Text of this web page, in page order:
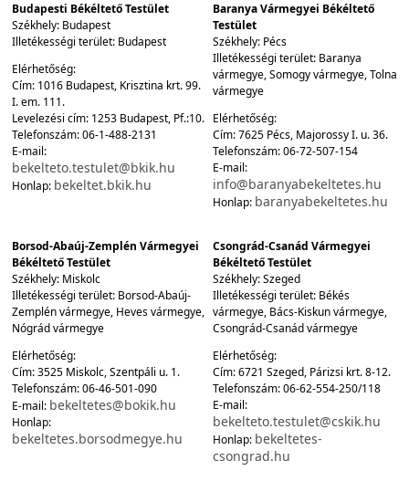
Budapesti Békéltető Testület
Székhely: Budapest
Illetékességi terület: Budapest
Elérhetőség:
Cím: 1016 Budapest, Krisztina krt. 99.
I. em. 111.
Levelezési cím: 1253 Budapest, Pf.:10.
Telefonszám: 06-1-488-2131
E-mail:
bekelteto.testulet@bkik.hu
Honlap: bekeltet.bkik.hu
Baranya Vármegyei Békéltető
Testület
Székhely: Pécs
Illetékességi terület: Baranya
vármegye, Somogy vármegye, Tolna
vármegye
Elérhetőség:
Cím: 7625 Pécs, Majorossy I. u. 36.
Telefonszám: 06-72-507-154
E-mail:
info@baranyabekeltetes.hu
Honlap: baranyabekeltetes.hu
Borsod-Abaúj-Zemplén Vármegyei
Békéltető Testület
Székhely: Miskolc
Illetékességi terület: Borsod-Abaúj-
Zemplén vármegye, Heves vármegye,
Nógrád vármegye
Elérhetőség:
Cím: 3525 Miskolc, Szentpáli u. 1.
Telefonszám: 06-46-501-090
E-mail: bekeltetes@bokik.hu
Honlap:
bekeltetes.borsodmegye.hu
Csongrád-Csanád Vármegyei
Békéltető Testület
Székhely: Szeged
Illetékességi terület: Békés
vármegye, Bács-Kiskun vármegye,
Csongrád-Csanád vármegye
Elérhetőség:
Cím: 6721 Szeged, Párizsi krt. 8-12.
Telefonszám: 06-62-554-250/118
E-mail:
bekelteto.testulet@cskik.hu
Honlap: bekeltetes-
csongrad.hu